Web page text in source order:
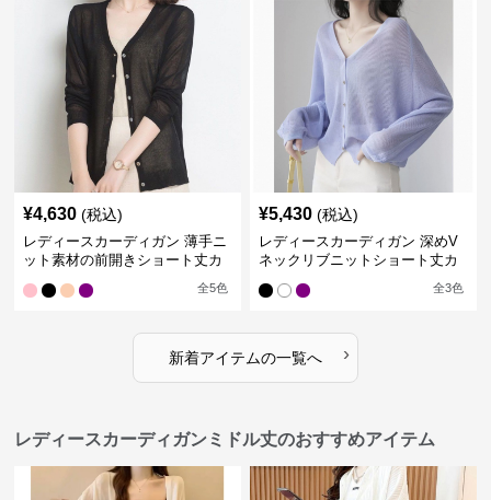
¥4,630 (税込)
レディースカーディガン 薄手ニ
ット素材の前開きショート丈カ
全5色
¥5,430 (税込)
レディースカーディガン 深めV
ネックリブニットショート丈カ
全3色
新着アイテムの一覧へ ›
レディースカーディガンミドル丈のおすすめアイテム